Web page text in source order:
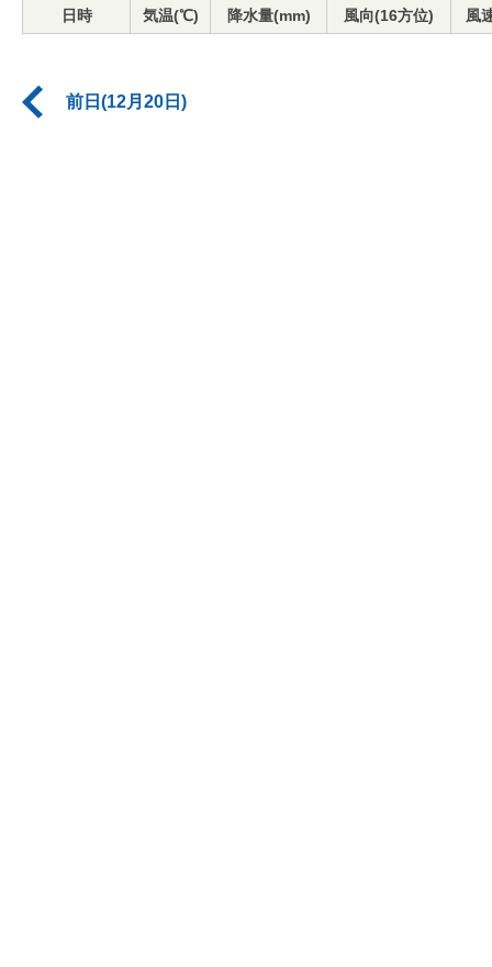
日時 気温(℃) 降水量(mm) 風向(16方位) 風
前日(12月20日)